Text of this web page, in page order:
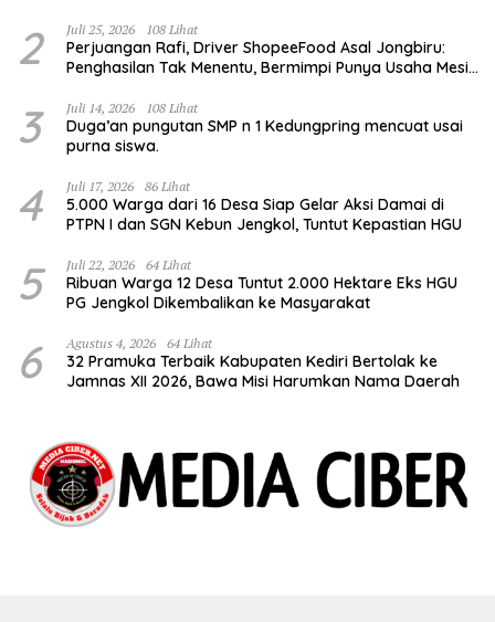
2 Juli 25, 2026 108 Lihat
Perjuangan Rafi, Driver ShopeeFood Asal Jongbiru:
Penghasilan Tak Menentu, Bermimpi Punya Usaha Mesin
3 Juli 14, 2026 108 Lihat
Duga’an pungutan SMP n 1 Kedungpring mencuat usai
purna siswa.
4 Juli 17, 2026 86 Lihat
5.000 Warga dari 16 Desa Siap Gelar Aksi Damai di
PTPN I dan SGN Kebun Jengkol, Tuntut Kepastian HGU
5 Juli 22, 2026 64 Lihat
Ribuan Warga 12 Desa Tuntut 2.000 Hektare Eks HGU
PG Jengkol Dikembalikan ke Masyarakat
6 Agustus 4, 2026 64 Lihat
32 Pramuka Terbaik Kabupaten Kediri Bertolak ke
Jamnas XII 2026, Bawa Misi Harumkan Nama Daerah